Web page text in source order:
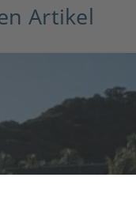
Artikel